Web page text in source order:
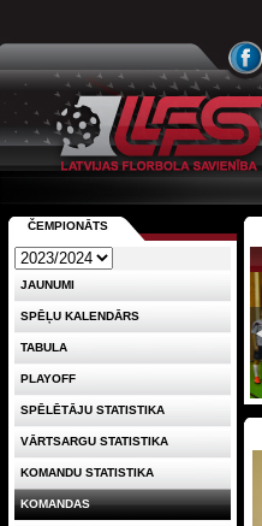
ČEMPIONĀTS
JAUNUMI
SPĒĻU KALENDĀRS
TABULA
PLAYOFF
SPĒLĒTĀJU STATISTIKA
VĀRTSARGU STATISTIKA
KOMANDU STATISTIKA
KOMANDAS